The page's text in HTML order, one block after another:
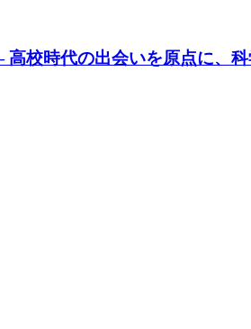
校時代の出会いを原点に、